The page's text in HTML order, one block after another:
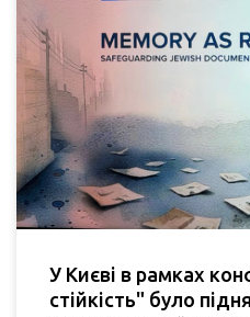
У Києві в рамках
стійкість" було